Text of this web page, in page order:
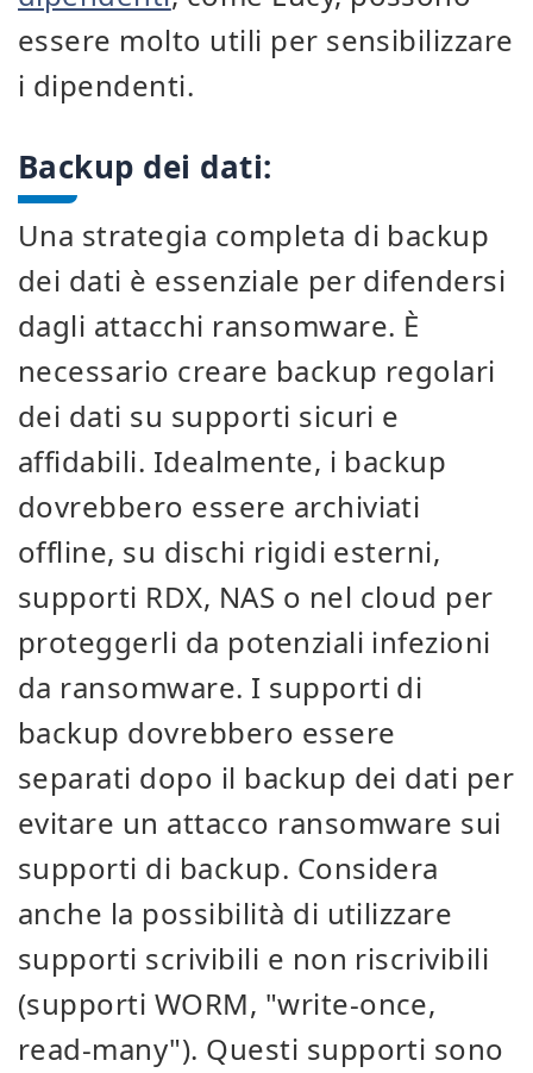
essere molto utili per sensibilizzare
i dipendenti.
Backup dei dati:
Una strategia completa di backup
dei dati è essenziale per difendersi
dagli attacchi ransomware. È
necessario creare backup regolari
dei dati su supporti sicuri e
affidabili. Idealmente, i backup
dovrebbero essere archiviati
offline, su dischi rigidi esterni,
supporti RDX, NAS o nel cloud per
proteggerli da potenziali infezioni
da ransomware. I supporti di
backup dovrebbero essere
separati dopo il backup dei dati per
evitare un attacco ransomware sui
supporti di backup. Considera
anche la possibilità di utilizzare
supporti scrivibili e non riscrivibili
(supporti WORM, "write-once,
read-many"). Questi supporti sono